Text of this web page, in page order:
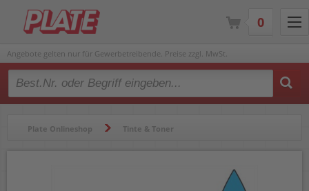
Angebote gelten nur für Gewerbetreibende. Preise zzgl. MwSt.
Type 2 or more characters for results.
Plate Onlineshop Tinte & Toner
0